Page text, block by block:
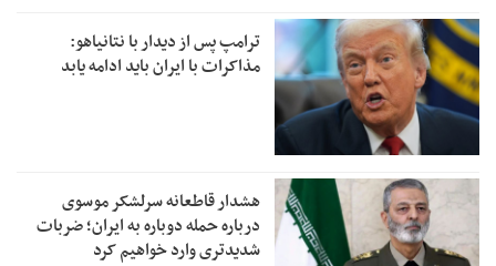
ترامپ پس از دیدار با نتانیاهو:
مذاکرات با ایران باید ادامه یابد
هشدار قاطعانه سرلشکر موسوی
درباره حمله دوباره به ایران؛ ضربات
شدیدتری وارد خواهیم کرد